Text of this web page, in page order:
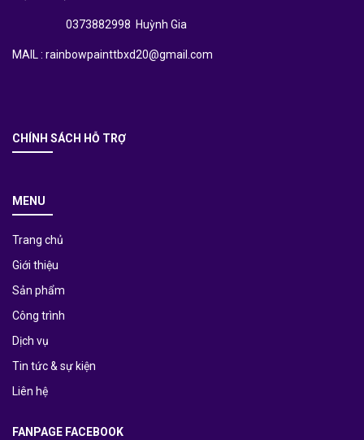
0373882998 Huỳnh Gia
MAIL : rainbowpainttbxd20@gmail.com
CHÍNH SÁCH HỖ TRỢ
MENU
Trang chủ
Giới thiệu
Sản phẩm
Công trình
Dịch vụ
Tin tức & sự kiện
Liên hệ
FANPAGE FACEBOOK